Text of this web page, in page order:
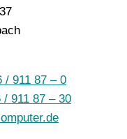
/ 911 87 – 0
/ 911 87 – 30